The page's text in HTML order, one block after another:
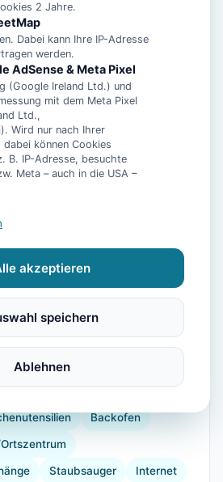
Mikrowelle
Garten Wellness
Wellnessbehandlungen
Herdplatte Geschirr
Backofen
Staubsauger Internet
2 Jahre.
Dabei kann Ihre IP-Adresse
werden.
AdSense & Meta Pixel
(Google Ireland Ltd.) und
mit dem Meta Pixel
Ltd.,
Wird nur nach Ihrer
dabei können Cookies
B. IP-Adresse, besuchte
Meta – auch in die USA –
akzeptieren
speichern
Ablehnen